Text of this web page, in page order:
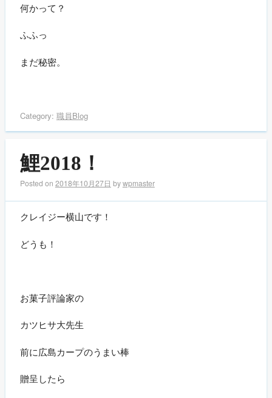
何かって？
ふふっ
まだ秘密。
Category: 職員Blog
鯉2018！
Posted on 2018年10月27日 bywpmaster
クレイジー横山です！
どうも！
お菓子評論家の
カツヒサ大先生
前に広島カープのうまい棒
贈呈したら